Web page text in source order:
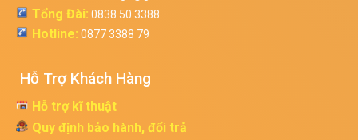
Tổng Đài: 0838 50 3388
Hotline: 0877 3388 79
Hỗ Trợ Khách Hàng
Hỗ trợ kĩ thuật
Quy định bảo hành, đổi trả